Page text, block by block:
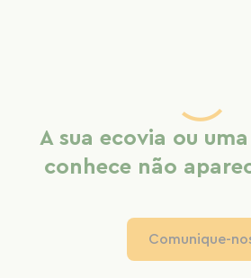
A sua ecovia ou
conhece não
Comunique-